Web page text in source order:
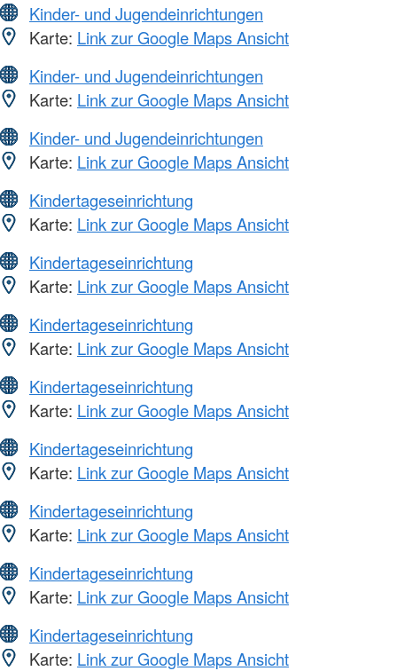
Kinder- und Jugendeinrichtungen
Karte: Link zur Google Maps Ansicht
Kinder- und Jugendeinrichtungen
Karte: Link zur Google Maps Ansicht
Kinder- und Jugendeinrichtungen
Karte: Link zur Google Maps Ansicht
Kindertageseinrichtung
Karte: Link zur Google Maps Ansicht
Kindertageseinrichtung
Karte: Link zur Google Maps Ansicht
Kindertageseinrichtung
Karte: Link zur Google Maps Ansicht
Kindertageseinrichtung
Karte: Link zur Google Maps Ansicht
Kindertageseinrichtung
Karte: Link zur Google Maps Ansicht
Kindertageseinrichtung
Karte: Link zur Google Maps Ansicht
Kindertageseinrichtung
Karte: Link zur Google Maps Ansicht
Kindertageseinrichtung
Karte: Link zur Google Maps Ansicht